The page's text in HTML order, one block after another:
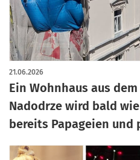
Ein Wohnhaus aus
Nadodrze wird bald
bereits Papageien und
Ornamente erkennen
21.06.2026